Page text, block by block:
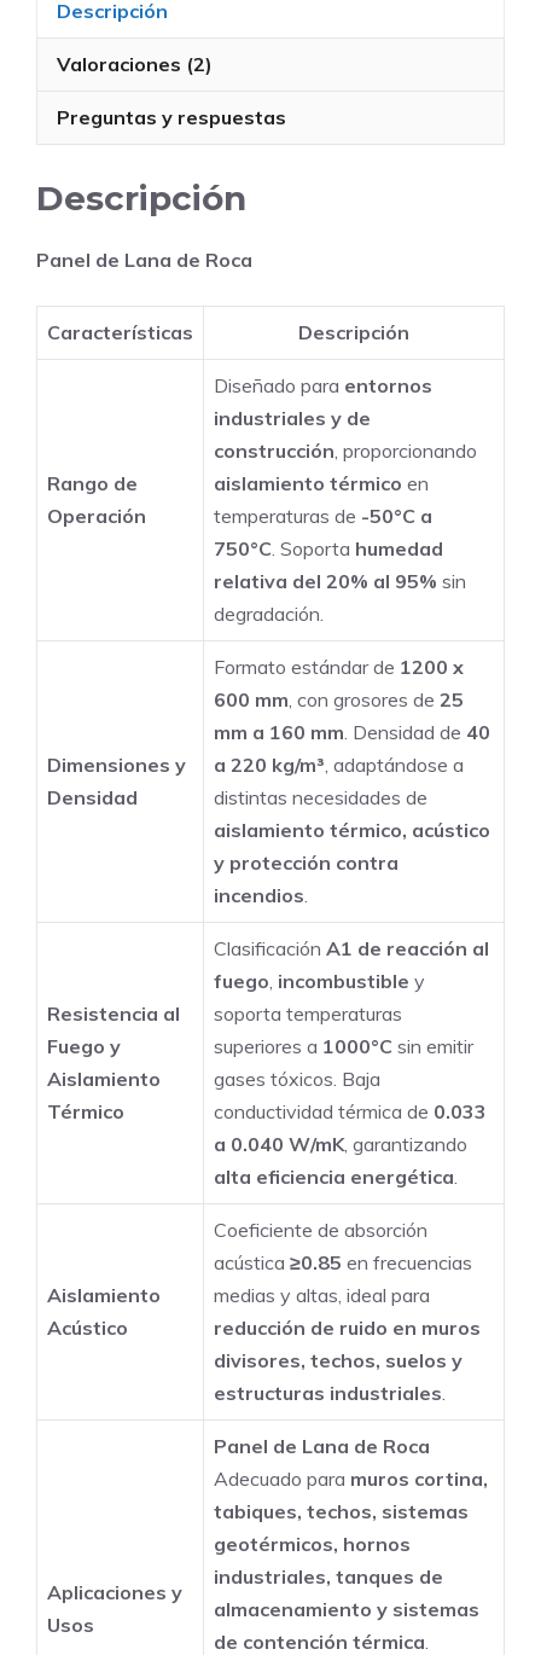
y
Protección
Contra
Incendios
25-
mm,
Densidad
220
kg/m³
para
Muros,
Techos
y
Aplicaciones
Industriales
cantidad
Descripción
Valoraciones (2)
Preguntas y respuestas
Descripción
Panel de Lana de Roca
Características Descripción
Rango de
Operación
Diseñado para entornos
industriales y de
construcción , proporcionando
aislamiento térmico en
temperaturas de -50°C a
750°C . Soporta humedad
relativa del 20% al 95% sin
degradación.
Dimensiones y
Densidad
Formato estándar de 1200 x
600 mm , con grosores de 25
mm a 160 mm . Densidad de 40
a 220 kg/m³ , adaptándose a
distintas necesidades de
aislamiento térmico, acústico
y protección contra
incendios
Resistencia al
Fuego y
Aislamiento
Térmico
Clasificación A1 de reacción al
fuego incombustible y
soporta temperaturas
superiores a 1000°C sin emitir
gases tóxicos. Baja
conductividad térmica de 0.033
a 0.040 W/mK, garantizando
alta eficiencia energética
Aislamiento
Acústico
Coeficiente de absorción
acústica ≥0.85 en frecuencias
medias y altas, ideal para
reducción de ruido en muros
divisores, techos, suelos y
estructuras industriales
Aplicaciones y
Usos
Panel de Lana de Roca
Adecuado para muros cortina,
tabiques, techos, sistemas
geotérmicos, hornos
industriales, tanques de
almacenamiento y sistemas
de contención térmica